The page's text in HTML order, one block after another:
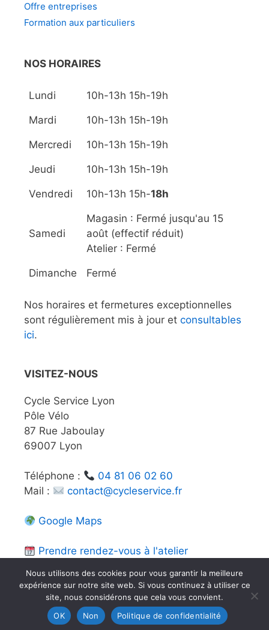
Offre entreprises
Formation aux particuliers
NOS HORAIRES
Lundi 10h-13h 15h-19h
Mardi 10h-13h 15h-19h
Mercredi 10h-13h 15h-19h
Jeudi 10h-13h 15h-19h
Vendredi 10h-13h 15h-18h
Samedi
Magasin : Fermé jusqu'au 15
août (effectif réduit)
Atelier : Fermé
Dimanche Fermé
Nos horaires et fermetures exceptionnelles
sont régulièrement mis à jour et consultables
ici.
VISITEZ-NOUS
Cycle Service Lyon
Pôle Vélo
87 Rue Jaboulay
69007 Lyon
Téléphone :
04 81 06 02 60
Mail :
contact@cycleservice.fr
Google Maps
Prendre rendez-vous à l'atelier
Mentions légales-Conditions Générales de Vente
Nous utilisons des cookies pour vous garantir la meilleure
expérience sur notre site web. Si vous continuez à utiliser ce
site, nous considérons que cela vous convient.
OK
Non Politique de confidentialité